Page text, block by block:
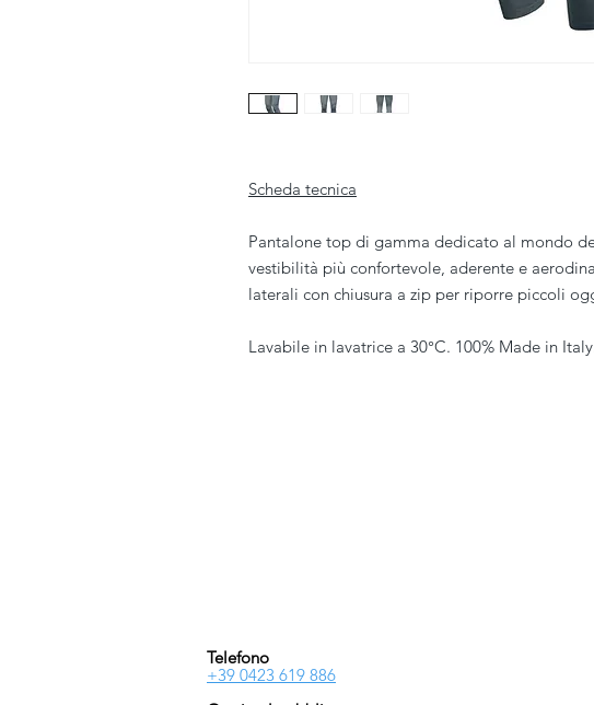
Scheda tecnica
Pantalone top di gamma dedicato al mondo
vestibilità più confortevole, aderente e
laterali con chiusura a zip per riporre piccoli
Lavabile in lavatrice a 30°C. 100% Made in
Telefono
+39 0423 619 886